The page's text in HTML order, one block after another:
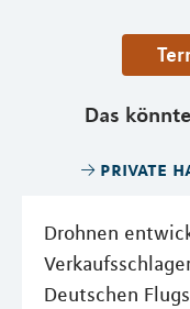
Das
private
Drohnen
Deutschen